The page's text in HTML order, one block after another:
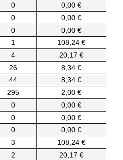
0
0,00 €
0
0,00 €
0
0,00 €
1
108,24 €
4
20,17 €
26
8,34 €
44
8,34 €
295
2,00 €
0
0,00 €
0
0,00 €
0
0,00 €
3
108,24 €
2
20,17 €